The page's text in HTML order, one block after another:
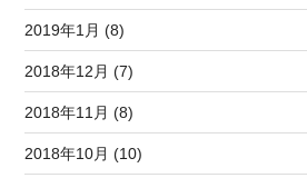
2019年1月 (8)
2018年12月 (7)
2018年11月 (8)
2018年10月 (10)